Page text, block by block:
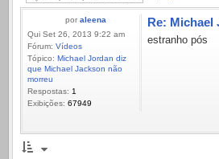
avançada
por aleena
Qui Set 26, 2013 9:22 am
Fórum: Vídeos
Tópico: Michael Jordan diz
que Michael Jackson não
morreu
Respostas: 1
Exibições: 67949
Re: Michael
estranho pós